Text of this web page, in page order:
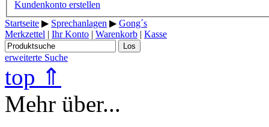
Kundenkonto erstellen
Startseite ▶ Sprechanlagen ▶ Gong´s
Merkzettel
Ihr Konto Warenkorb Kasse
Los
erweiterte Suche
top ⇑
Mehr über...